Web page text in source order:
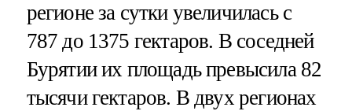
регионе за сутки увеличилась с
787 до 1375 гектаров. В соседней
Бурятии их площадь превысила 82
тысячи гектаров. В двух регионах